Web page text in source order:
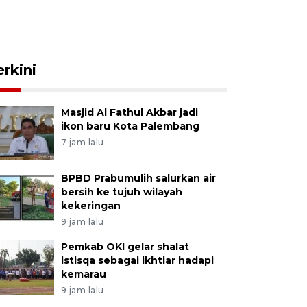
Masjid Al Fathul Akbar jadi
ikon baru Kota Palembang
7 jam lalu
BPBD Prabumulih salurkan air
bersih ke tujuh wilayah
kekeringan
9 jam lalu
Pemkab OKI gelar shalat
istisqa sebagai ikhtiar hadapi
kemarau
9 jam lalu